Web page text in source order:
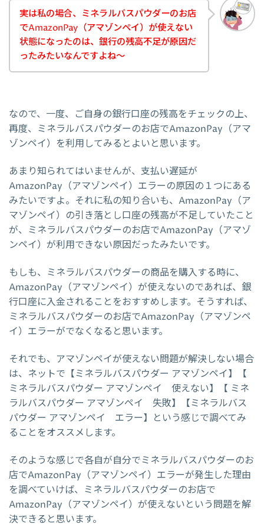
実は私の場合、ミネラルバスパウダーのお店
でAmazonPay（アマゾンペイ）が使えない
状態になったのは、銀行の残高不足が原因だ
ったみたいなんですよね～
なので、一度、ご自身の銀行口座の残高をチェックの上、
再度、ミネラルバスパウダーのお店でAmazonPay（アマ
ゾンペイ）を利用してみるとよいと思います。
あまり知られてはいませんが、支払い遅延が
AmazonPay（アマゾンペイ）エラーの原因の１つにある
みたいですよ。それに私の知り合いも、AmazonPay（ア
マゾンペイ）の引き落とし口座の残高が不足していたこと
が、ミネラルバスパウダーのお店でAmazonPay（アマゾ
ンペイ）が利用できない原因だったみたいです。
もしも、ミネラルバスパウダーの商品を購入する時に、
AmazonPay（アマゾンペイ）が使えないのであれば、銀
行口座に入金されることをおすすめします。そうすれば、
ミネラルバスパウダーのお店でAmazonPay（アマゾンペ
イ）エラーがでなくなると思います。
それでも、アマゾンペイが使えない問題が解決しない場合
は、ネットで【ミネラルバスパウダー アマゾンペイ】【
ミネラルバスパウダー アマゾンペイ 使えない】【 ミネ
ラルバスパウダー アマゾンペイ 失敗】【ミネラルバス
パウダー アマゾンペイ エラー】という感じで調べてみ
ることをオススメします。
そのような感じで各自が自分でミネラルバスパウダーのお
店でAmazonPay（アマゾンペイ）エラーが発生した理由
を調べていけば、ミネラルバスパウダーのお店で
AmazonPay（アマゾンペイ）が使えないという問題を解
決できると思います。